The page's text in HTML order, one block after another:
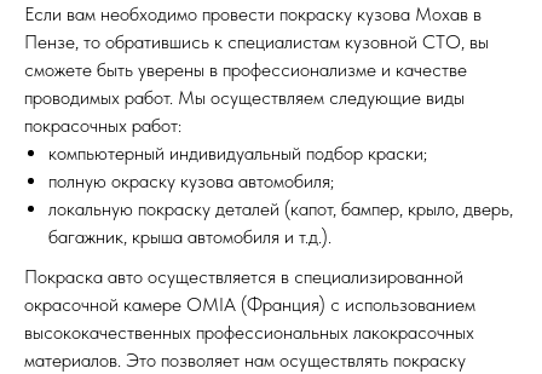
Если вам необходимо провести покраску кузова Мохав в
Пензе, то обратившись к специалистам кузовной СТО, вы
сможете быть уверены в профессионализме и качестве
проводимых работ. Мы осуществляем следующие виды
покрасочных работ:
компьютерный индивидуальный подбор краски;
полную окраску кузова автомобиля;
локальную покраску деталей (капот, бампер, крыло, дверь,
багажник, крыша автомобиля и т.д.).
Покраска авто осуществляется в специализированной
окрасочной камере OMIA (Франция) с использованием
высококачественных профессиональных лакокрасочных
материалов. Это позволяет нам осуществлять покраску